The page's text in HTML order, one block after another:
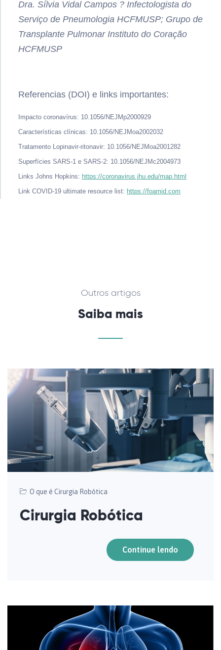
Dra. Sílvia Vidal Campos ? Infectologista do
Serviço de Pneumologia HCFMUSP; Grupo de
Transplante Pulmonar Instituto do Coração
HCFMUSP
Referencias (DOI) e links importantes:
Impacto coronavírus: 10.1056/NEJMp2000929
Características clínicas: 10.1056/NEJMoa2002032
Tratamento Lopinavir-ritonavir: 10.1056/NEJMoa2001282
Superfícies SARS-1 e SARS-2: 10.1056/NEJMc2004973
Links Johns Hopkins: https://coronavirus.jhu.edu/map.html
Link COVID-19 ultimate resource list: https://foamid.com
Outros artigos
Saiba mais
O que é Cirurgia Robótica
Cirurgia Robótica
Continue lendo